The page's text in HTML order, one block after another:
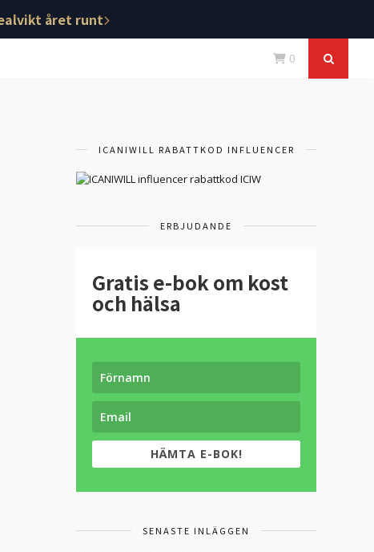
året runt
0
ICANIWILL RABATTKOD INFLUENCER
ERBJUDANDE
Gratis e-bok om kost
och hälsa
HÄMTA E-BOK!
SENASTE INLÄGGEN